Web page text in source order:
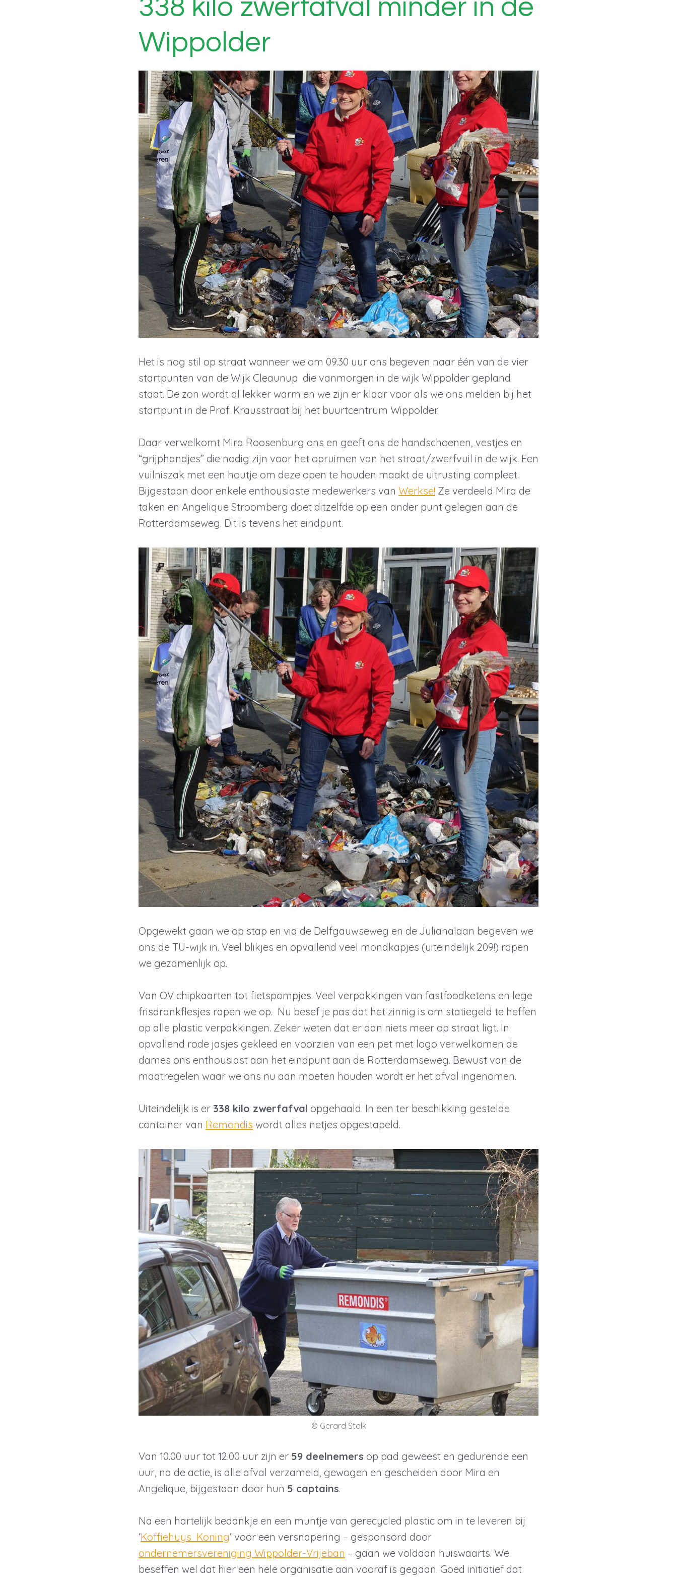
338 kilo zwerfafval minder in de
Wippolder
Het is nog stil op straat wanneer we om 09.30 uur ons begeven naar één van de vier
startpunten van de Wijk Cleaunup die vanmorgen in de wijk Wippolder gepland
staat. De zon wordt al lekker warm en we zijn er klaar voor als we ons melden bij het
startpunt in de Prof. Krausstraat bij het buurtcentrum Wippolder.
Daar verwelkomt Mira Roosenburg ons en geeft ons de handschoenen, vestjes en
“grijphandjes” die nodig zijn voor het opruimen van het straat/zwerfvuil in de wijk. Een
vuilniszak met een houtje om deze open te houden maakt de uitrusting compleet.
Bijgestaan door enkele enthousiaste medewerkers van Werkse! Ze verdeeld Mira de
taken en Angelique Stroomberg doet ditzelfde op een ander punt gelegen aan de
Rotterdamseweg. Dit is tevens het eindpunt.
Opgewekt gaan we op stap en via de Delfgauwseweg en de Julianalaan begeven we
ons de TU-wijk in. Veel blikjes en opvallend veel mondkapjes (uiteindelijk 209!) rapen
we gezamenlijk op.
Van OV chipkaarten tot fietspompjes. Veel verpakkingen van fastfoodketens en lege
frisdrankflesjes rapen we op. Nu besef je pas dat het zinnig is om statiegeld te heffen
op alle plastic verpakkingen. Zeker weten dat er dan niets meer op straat ligt. In
opvallend rode jasjes gekleed en voorzien van een pet met logo verwelkomen de
dames ons enthousiast aan het eindpunt aan de Rotterdamseweg. Bewust van de
maatregelen waar we ons nu aan moeten houden wordt er het afval ingenomen.
Uiteindelijk is er 338 kilo zwerfafval opgehaald. In een ter beschikking gestelde
container van Remondis wordt alles netjes opgestapeld.
© Gerard Stolk
Van 10.00 uur tot 12.00 uur zijn er 59 deelnemers op pad geweest en gedurende een
uur, na de actie, is alle afval verzameld, gewogen en gescheiden door Mira en
Angelique, bijgestaan door hun 5 captains.
Na een hartelijk bedankje en een muntje van gerecycled plastic om in te leveren bij
‘Koffiehuys Koning‘ voor een versnapering – gesponsord door
ondernemersvereniging Wippolder-Vrijeban – gaan we voldaan huiswaarts. We
beseffen wel dat hier een hele organisatie aan vooraf is gegaan. Goed initiatief dat